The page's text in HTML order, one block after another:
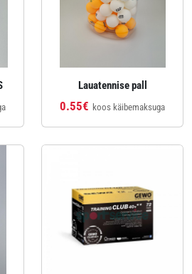
Lauatennise pall
0.55€ koos käibemaksuga